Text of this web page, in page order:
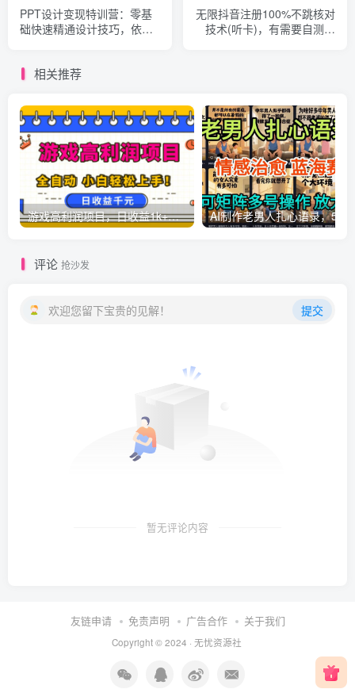
PPT设计变现特训营：零基
础快速精通设计技巧，依托
无限抖音注册100%不跳核对
技术(听卡)，有需要自测，
相关推荐
游戏高利润项目，日收益1k+，全自动，无需值守，解放双手，小白轻松上手【揭秘】
评论 抢沙发
欢迎您留下宝贵的见解！ 提交
暂无评论内容
友链申请 免责声明 广告合作 关于我们
Copyright © 2024 · 无忧资源社